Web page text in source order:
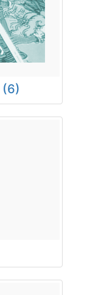
(6)